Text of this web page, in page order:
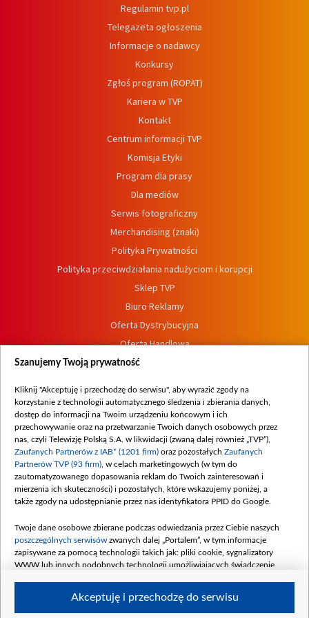
Regulamin tvp.pl
Telegazeta ogłoszenia
Informacje o nadawcy
Konkursy
Zgłoś program (ROPAT)
Kariera w TVP
Kontakt
Centrum informacji TVP
Komisja Etyki
Program dla prasy
Dla mediów
Serwis fotograficzny
Merchandising (znaki)
Polityka Prywatności
Polityka przeciwdziałania nadużyciom i korupcji
Sklep TVP
Biuro Reklamy
Oferta Dystrybucyjna
Oferta Handlowa
Dostępność
Procedura zgłoszeń wewnętrznych
Szanujemy Twoją prywatność
Kliknij "Akceptuję i przechodzę do serwisu", aby wyrazić zgody na
korzystanie z technologii automatycznego śledzenia i zbierania danych,
dostęp do informacji na Twoim urządzeniu końcowym i ich
przechowywanie oraz na przetwarzanie Twoich danych osobowych przez
nas, czyli Telewizję Polską S.A. w likwidacji (zwaną dalej również „TVP”),
Zaufanych Partnerów z IAB* (1201 firm) oraz pozostałych Zaufanych
Partnerów TVP (93 firm) , w celach marketingowych (w tym do
zautomatyzowanego dopasowania reklam do Twoich zainteresowań i
mierzenia ich skuteczności) i pozostałych, które wskazujemy poniżej, a
także zgody na udostępnianie przez nas identyfikatora PPID do Google.
Twoje dane osobowe zbierane podczas odwiedzania przez Ciebie naszych
poszczególnych serwisów zwanych dalej „Portalem”, w tym informacje
zapisywane za pomocą technologii takich jak: pliki cookie, sygnalizatory
WWW lub innych podobnych technologii umożliwiających świadczenie
Akceptuję i przechodzę do serwisu